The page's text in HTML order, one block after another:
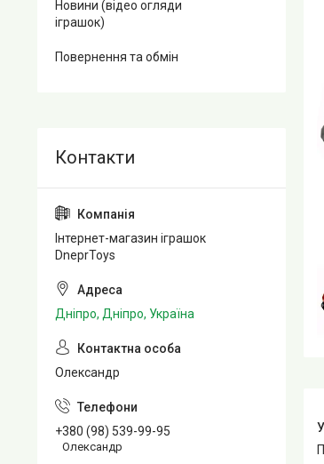
Новини (відео огляди
іграшок)
Повернення та обмін
Інтернет-магазин іграшок
DneprToys
Дніпро, Дніпро, Україна
Олександр
+380 (98) 539-99-95
Олександр